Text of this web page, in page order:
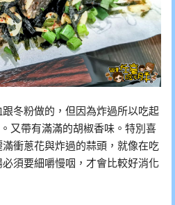
冬粉做的，但因為炸過所以吃起
又帶有滿滿的胡椒香味。特別喜
衝蔥花與炸過的蒜頭，就像在吃
須要細嚼慢咽，才會比較好消化